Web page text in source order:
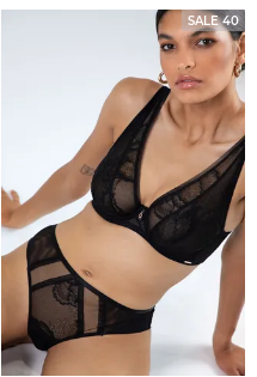
SALE 40